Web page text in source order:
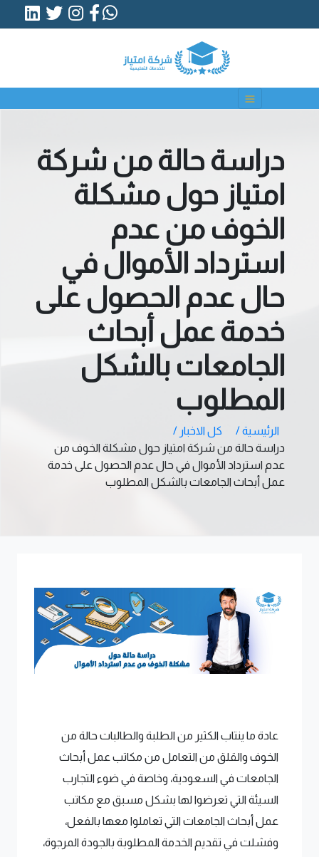
دراسة حالة من شركة
امتياز حول مشكلة
الخوف من عدم
استرداد الأموال في
حال عدم الحصول على
خدمة عمل أبحاث
الجامعات بالشكل
المطلوب
الرئيسية /
كل الاخبار /
دراسة حالة من شركة امتياز حول مشكلة الخوف من
عدم استرداد الأموال في حال عدم الحصول على خدمة
عمل أبحاث الجامعات بالشكل المطلوب
عادة ما ينتاب الكثير من الطلبة والطالبات حالة من
الخوف والقلق من التعامل من مكاتب عمل أبحاث
الجامعات في السعودية، وخاصة في ضوء التجارب
السيئة التي تعرضوا لها بشكل مسبق مع مكاتب
عمل أبحاث الجامعات التي تعاملوا معها بالفعل،
وفشلت في تقديم الخدمة المطلوبة بالجودة المرجوة،